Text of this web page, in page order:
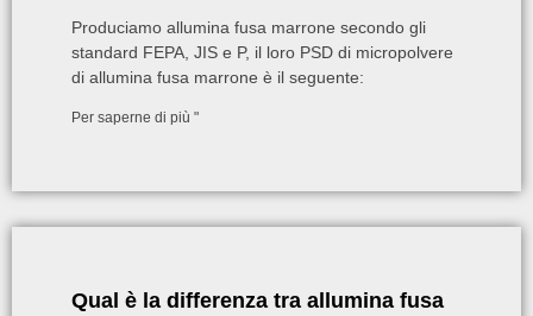
Produciamo allumina fusa marrone secondo gli
standard FEPA, JIS e P, il loro PSD di micropolvere
di allumina fusa marrone è il seguente:
Per saperne di più "
Qual è la differenza tra allumina fusa